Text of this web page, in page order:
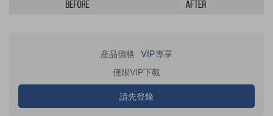
産品價格 VIP專享
僅限VIP下載
請先登錄